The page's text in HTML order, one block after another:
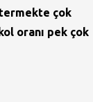
çok
oranı pek çok